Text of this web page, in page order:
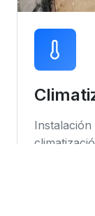
Instalación